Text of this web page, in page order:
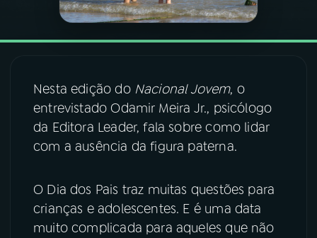
PODCASTS
06 VIDEOCASTS
07ÚLTIMAS
ACOMPANHE A RÁDIO NACIONAL
Nesta edição doNacional Jovem, o
entrevistado Odamir Meira Jr., psicólogo
da Editora Leader, fala sobre como lidar
com a ausência da figura paterna.
O Dia dos Pais traz muitas questões para
crianças e adolescentes. E é uma data
muito complicada para aqueles que não